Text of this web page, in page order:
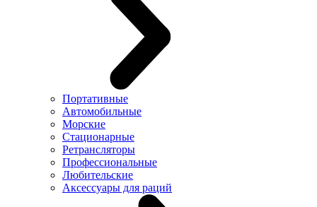
Портативные
Автомобильные
Морские
Стационарные
Ретрансляторы
Профессиональные
Любительские
Аксессуары для раций